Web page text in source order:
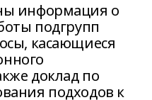
информация о
подгрупп
касающиеся
доклад по
подходов к